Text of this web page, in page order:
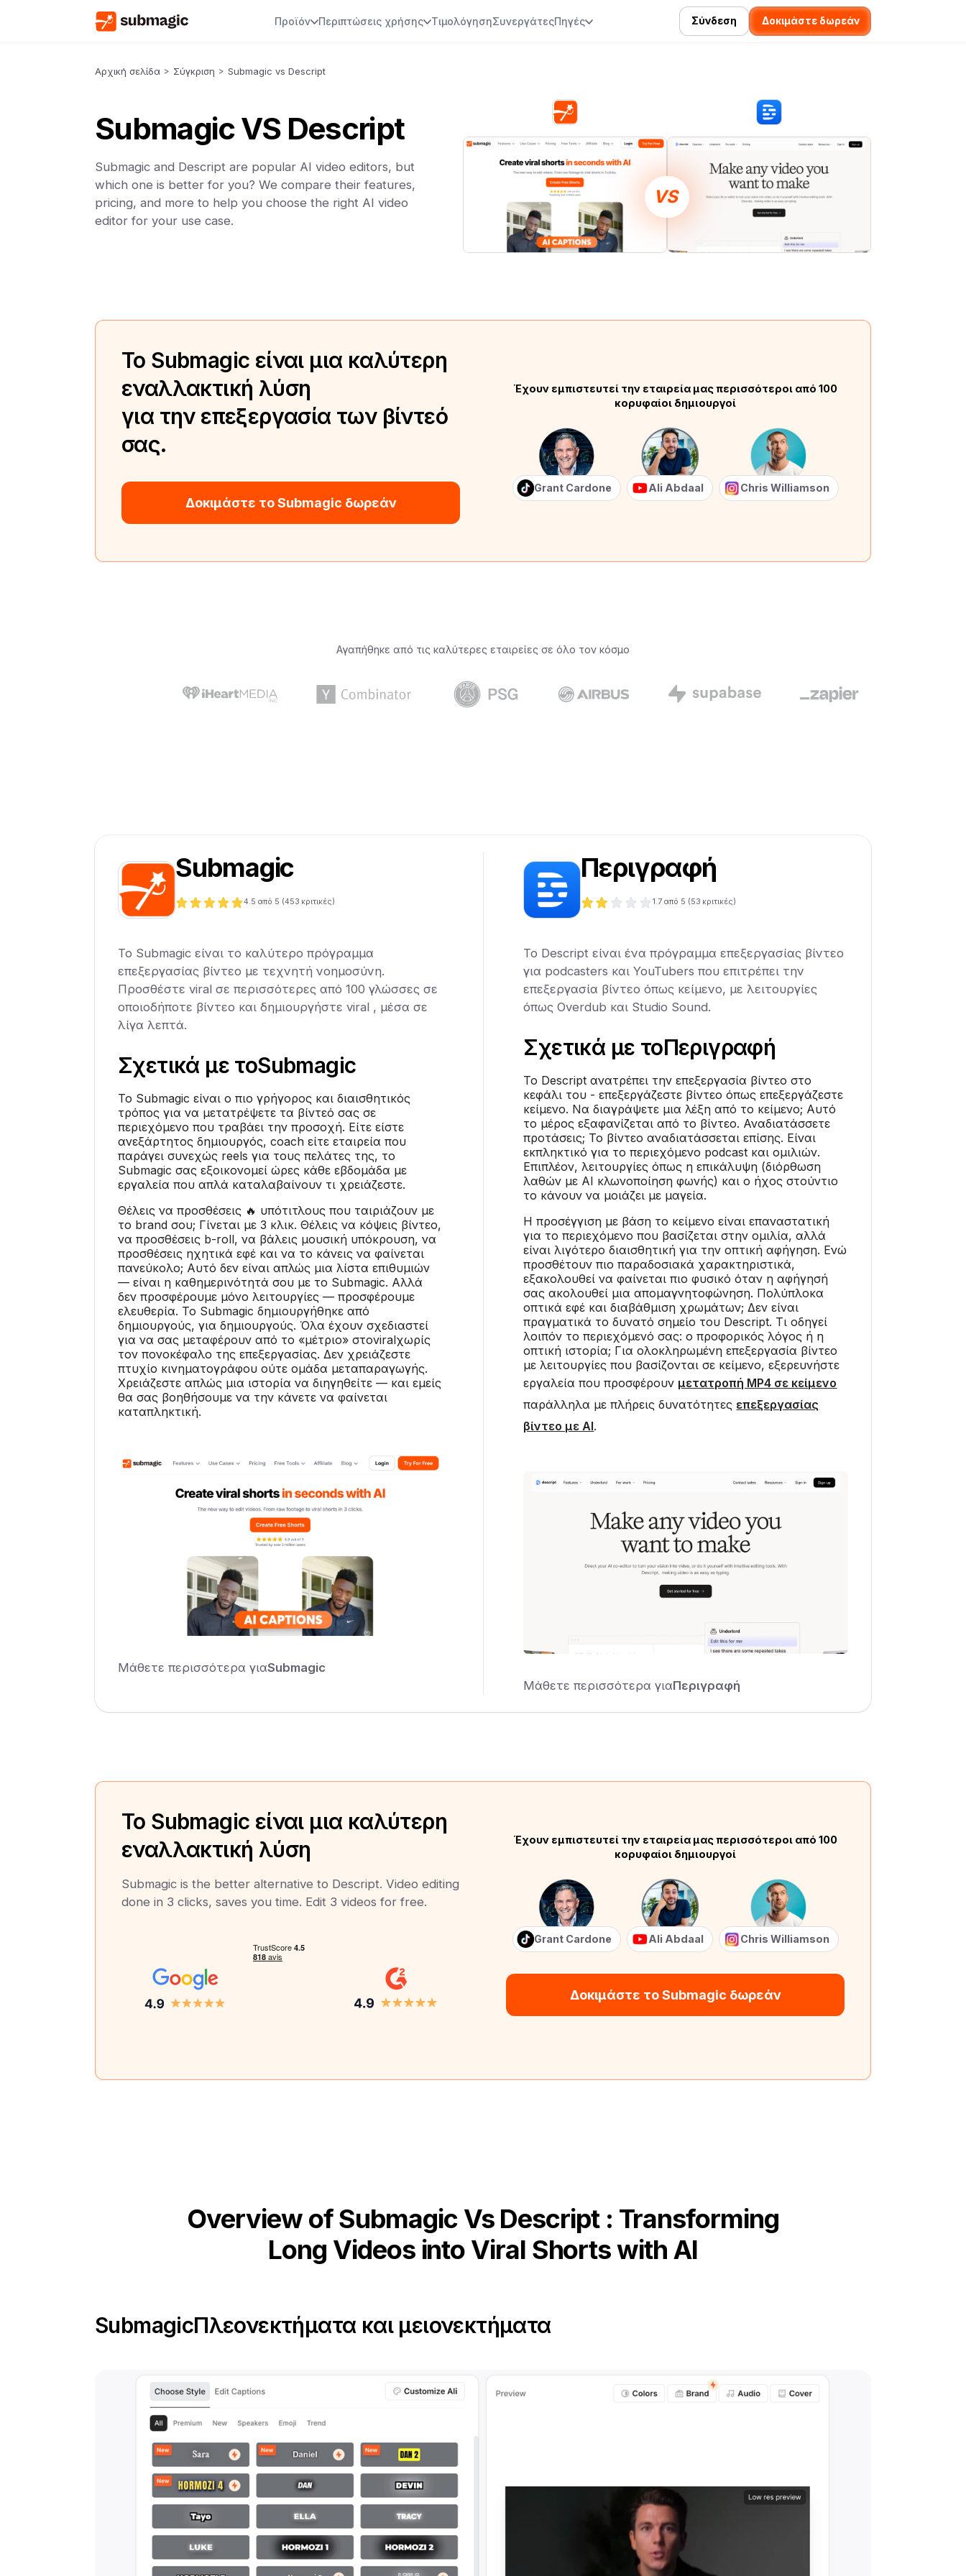
Προϊόν Περιπτώσεις χρήσης ΤιμολόγησηΣυνεργάτεςΠηγές Σύνδεση Δοκιμάστε δωρεάν
Αρχική σελίδα > Σύγκριση > Submagic vs Descript
Submagic VS Descript
Submagic and Descript are popular AI video editors, but
which one is better for you? We compare their features,
pricing, and more to help you choose the right AI video
editor for your use case.
VS
Το Submagic είναι μια καλύτερη
εναλλακτική λύση
για την επεξεργασία των βίντεό
σας.
Δοκιμάστε το Submagic δωρεάν
Έχουν εμπιστευτεί την εταιρεία μας περισσότεροι από 100
κορυφαίοι δημιουργοί
Grant Cardone Ali Abdaal Chris Williamson
Αγαπήθηκε από τις καλύτερες εταιρείες σε όλο τον κόσμο
Submagic
4.5 από 5 (453 κριτικές)
Το Submagic είναι το καλύτερο πρόγραμμα
επεξεργασίας βίντεο με τεχνητή νοημοσύνη.
Προσθέστε viral σε περισσότερες από 100 γλώσσες σε
οποιοδήποτε βίντεο και δημιουργήστε viral , μέσα σε
λίγα λεπτά.
Σχετικά με τοSubmagic
Το Submagic είναι ο πιο γρήγορος και διαισθητικός
τρόπος για να μετατρέψετε τα βίντεό σας σε
περιεχόμενο που τραβάει την προσοχή. Είτε είστε
ανεξάρτητος δημιουργός, coach είτε εταιρεία που
παράγει συνεχώς reels για τους πελάτες της, το
Submagic σας εξοικονομεί ώρες κάθε εβδομάδα με
εργαλεία που απλά καταλαβαίνουν τι χρειάζεστε.
Θέλεις να προσθέσεις 🔥 υπότιτλους που ταιριάζουν με
το brand σου; Γίνεται με 3 κλικ. Θέλεις να κόψεις βίντεο,
να προσθέσεις b-roll, να βάλεις μουσική υπόκρουση, να
προσθέσεις ηχητικά εφέ και να το κάνεις να φαίνεται
πανεύκολο; Αυτό δεν είναι απλώς μια λίστα επιθυμιών
— είναι η καθημερινότητά σου με το Submagic. Αλλά
δεν προσφέρουμε μόνο λειτουργίες — προσφέρουμε
ελευθερία. Το Submagic δημιουργήθηκε από
δημιουργούς, για δημιουργούς. Όλα έχουν σχεδιαστεί
για να σας μεταφέρουν από το «μέτριο» στοviralχωρίς
τον πονοκέφαλο της επεξεργασίας. Δεν χρειάζεστε
πτυχίο κινηματογράφου ούτε ομάδα μεταπαραγωγής.
Χρειάζεστε απλώς μια ιστορία να διηγηθείτε — και εμείς
θα σας βοηθήσουμε να την κάνετε να φαίνεται
καταπληκτική.
Μάθετε περισσότερα γιαSubmagic
Περιγραφή
1.7 από 5 (53 κριτικές)
Το Descript είναι ένα πρόγραμμα επεξεργασίας βίντεο
για podcasters και YouTubers που επιτρέπει την
επεξεργασία βίντεο όπως κείμενο, με λειτουργίες
όπως Overdub και Studio Sound.
Σχετικά με τοΠεριγραφή
Το Descript ανατρέπει την επεξεργασία βίντεο στο
κεφάλι του - επεξεργάζεστε βίντεο όπως επεξεργάζεστε
κείμενο. Να διαγράψετε μια λέξη από το κείμενο; Αυτό
το μέρος εξαφανίζεται από το βίντεο. Αναδιατάσσετε
προτάσεις; Το βίντεο αναδιατάσσεται επίσης. Είναι
εκπληκτικό για το περιεχόμενο podcast και ομιλιών.
Επιπλέον, λειτουργίες όπως η επικάλυψη (διόρθωση
λαθών με AI κλωνοποίηση φωνής) και ο ήχος στούντιο
το κάνουν να μοιάζει με μαγεία.
Η προσέγγιση με βάση το κείμενο είναι επαναστατική
για το περιεχόμενο που βασίζεται στην ομιλία, αλλά
είναι λιγότερο διαισθητική για την οπτική αφήγηση. Ενώ
προσθέτουν πιο παραδοσιακά χαρακτηριστικά,
εξακολουθεί να φαίνεται πιο φυσικό όταν η αφήγησή
σας ακολουθεί μια απομαγνητοφώνηση. Πολύπλοκα
οπτικά εφέ και διαβάθμιση χρωμάτων; Δεν είναι
πραγματικά το δυνατό σημείο του Descript. Τι οδηγεί
λοιπόν το περιεχόμενό σας: ο προφορικός λόγος ή η
οπτική ιστορία; Για ολοκληρωμένη επεξεργασία βίντεο
με λειτουργίες που βασίζονται σε κείμενο, εξερευνήστε
εργαλεία που προσφέρουν μετατροπή MP4 σε κείμενο
παράλληλα με πλήρεις δυνατότητες επεξεργασίας
βίντεο με AI.
Μάθετε περισσότερα γιαΠεριγραφή
Το Submagic είναι μια καλύτερη
εναλλακτική λύση
Submagic is the better alternative to Descript. Video editing
done in 3 clicks, saves you time. Edit 3 videos for free.
Έχουν εμπιστευτεί την εταιρεία μας περισσότεροι από 100
κορυφαίοι δημιουργοί
Grant Cardone Ali Abdaal Chris Williamson
Δοκιμάστε το Submagic δωρεάν
Overview of Submagic Vs Descript : Transforming
Long Videos into Viral Shorts with AI
SubmagicΠλεονεκτήματα και μειονεκτήματα